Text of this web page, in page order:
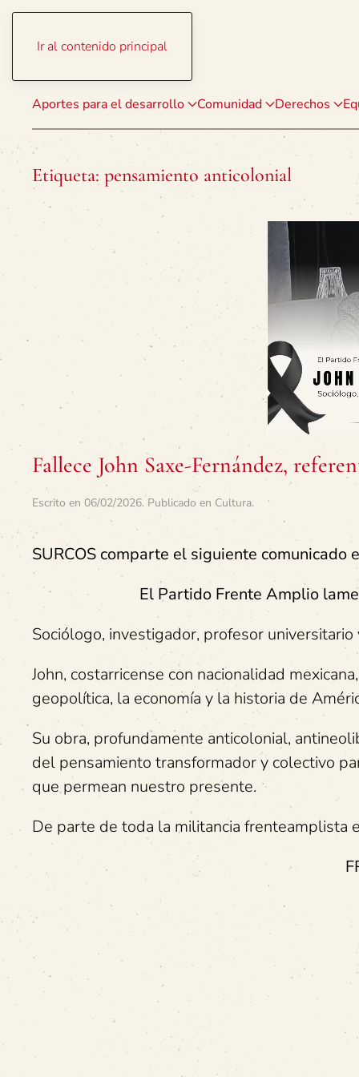
Ir al contenido principal
Aportes para el desarrollo Comunidad Derechos
Etiqueta: pensamiento anticolonial
Fallece John Saxe-Fernández,
Escrito en 06/02/2026. Publicado en Cultura.
SURCOS comparte el siguiente comunicado
El Partido Frente Amplio
Sociólogo, investigador, profesor
John, costarricense con nacionalidad
geopolítica, la economía y la historia de
Su obra, profundamente anticolonial,
del pensamiento transformador y colectivo
que permean nuestro presente.
De parte de toda la militancia frenteamplista